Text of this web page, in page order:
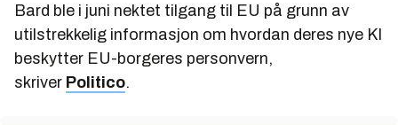
Bard ble i juni nektet tilgang til EU på grunn av
utilstrekkelig informasjon om hvordan deres nye KI
beskytter EU-borgeres personvern,
skriver Politico.